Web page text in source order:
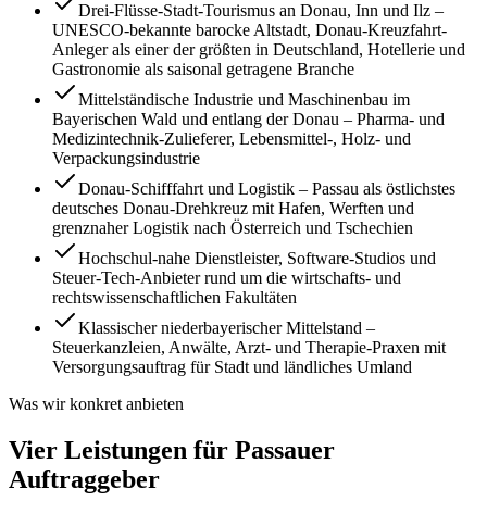
Drei-Flüsse-Stadt-Tourismus an Donau, Inn und Ilz –
UNESCO-bekannte barocke Altstadt, Donau-Kreuzfahrt-
Anleger als einer der größten in Deutschland, Hotellerie und
Gastronomie als saisonal getragene Branche
Mittelständische Industrie und Maschinenbau im
Bayerischen Wald und entlang der Donau – Pharma- und
Medizintechnik-Zulieferer, Lebensmittel-, Holz- und
Verpackungsindustrie
Donau-Schifffahrt und Logistik – Passau als östlichstes
deutsches Donau-Drehkreuz mit Hafen, Werften und
grenznaher Logistik nach Österreich und Tschechien
Hochschul-nahe Dienstleister, Software-Studios und
Steuer-Tech-Anbieter rund um die wirtschafts- und
rechtswissenschaftlichen Fakultäten
Klassischer niederbayerischer Mittelstand –
Steuerkanzleien, Anwälte, Arzt- und Therapie-Praxen mit
Versorgungsauftrag für Stadt und ländliches Umland
Was wir konkret anbieten
Vier Leistungen für Passauer
Auftraggeber